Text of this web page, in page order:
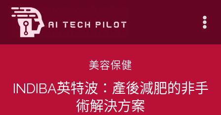
Skip
content
美容保健
INDIBA英特波：產後減肥的非手
術解決方案